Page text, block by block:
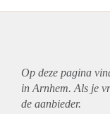
Op deze pagina
in Arnhem. Als je
de aanbieder.